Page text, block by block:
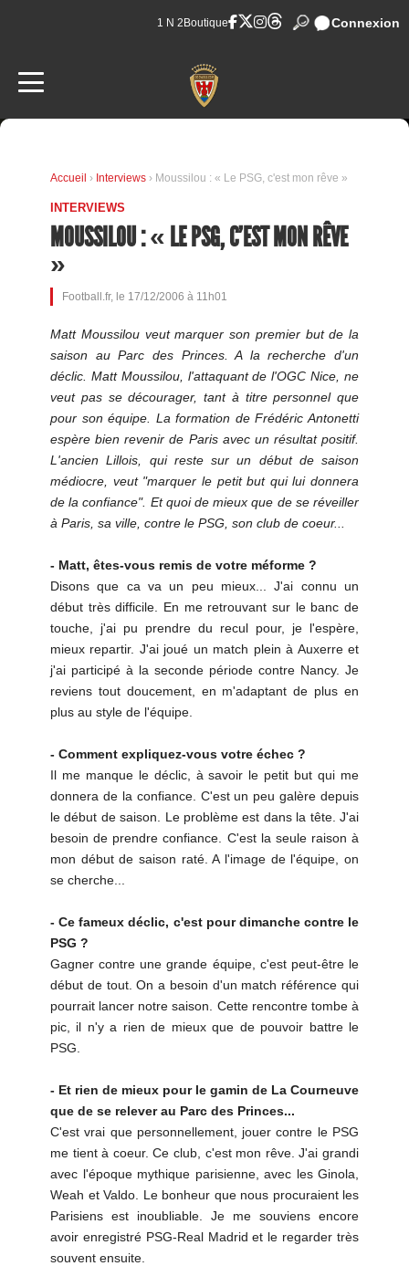
1 N 2 Boutique Connexion
Accueil › Interviews › Moussilou : « Le PSG, c'est mon rêve »
INTERVIEWS
MOUSSILOU : « LE PSG, C'EST MON RÊVE
»
Football.fr, le 17/12/2006 à 11h01
Matt Moussilou veut marquer son premier but de la
saison au Parc des Princes. A la recherche d'un
déclic. Matt Moussilou, l'attaquant de l'OGC Nice, ne
veut pas se décourager, tant à titre personnel que
pour son équipe. La formation de Frédéric Antonetti
espère bien revenir de Paris avec un résultat positif.
L'ancien Lillois, qui reste sur un début de saison
médiocre, veut "marquer le petit but qui lui donnera
de la confiance". Et quoi de mieux que de se réveiller
à Paris, sa ville, contre le PSG, son club de coeur...
- Matt, êtes-vous remis de votre méforme ?
Disons que ca va un peu mieux... J'ai connu un
début très difficile. En me retrouvant sur le banc de
touche, j'ai pu prendre du recul pour, je l'espère,
mieux repartir. J'ai joué un match plein à Auxerre et
j'ai participé à la seconde période contre Nancy. Je
reviens tout doucement, en m'adaptant de plus en
plus au style de l'équipe.
- Comment expliquez-vous votre échec ?
Il me manque le déclic, à savoir le petit but qui me
donnera de la confiance. C'est un peu galère depuis
le début de saison. Le problème est dans la tête. J'ai
besoin de prendre confiance. C'est la seule raison à
mon début de saison raté. A l'image de l'équipe, on
se cherche...
- Ce fameux déclic, c'est pour dimanche contre le
PSG ?
Gagner contre une grande équipe, c'est peut-être le
début de tout. On a besoin d'un match référence qui
pourrait lancer notre saison. Cette rencontre tombe à
pic, il n'y a rien de mieux que de pouvoir battre le
PSG.
- Et rien de mieux pour le gamin de La Courneuve
que de se relever au Parc des Princes...
C'est vrai que personnellement, jouer contre le PSG
me tient à coeur. Ce club, c'est mon rêve. J'ai grandi
avec l'époque mythique parisienne, avec les Ginola,
Weah et Valdo. Le bonheur que nous procuraient les
Parisiens est inoubliable. Je me souviens encore
avoir enregistré PSG-Real Madrid et le regarder très
souvent ensuite.